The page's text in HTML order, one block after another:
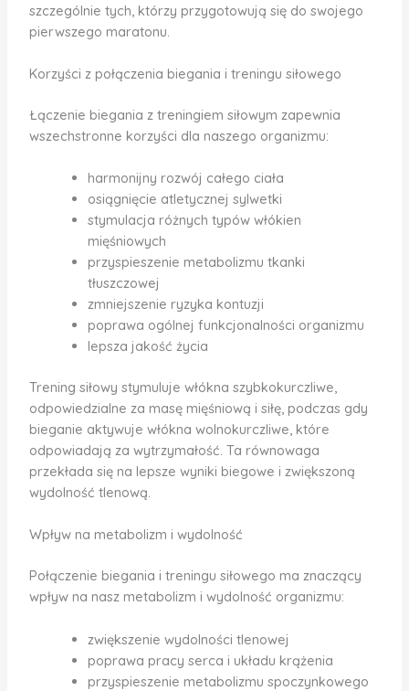
szczególnie tych, którzy przygotowują się do swojego
pierwszego maratonu.
Korzyści z połączenia biegania i treningu siłowego
Łączenie biegania z treningiem siłowym zapewnia
wszechstronne korzyści dla naszego organizmu:
harmonijny rozwój całego ciała
osiągnięcie atletycznej sylwetki
stymulacja różnych typów włókien
mięśniowych
przyspieszenie metabolizmu tkanki
tłuszczowej
zmniejszenie ryzyka kontuzji
poprawa ogólnej funkcjonalności organizmu
lepsza jakość życia
Trening siłowy stymuluje włókna szybkokurczliwe,
odpowiedzialne za masę mięśniową i siłę, podczas gdy
bieganie aktywuje włókna wolnokurczliwe, które
odpowiadają za wytrzymałość. Ta równowaga
przekłada się na lepsze wyniki biegowe i zwiększoną
wydolność tlenową.
Wpływ na metabolizm i wydolność
Połączenie biegania i treningu siłowego ma znaczący
wpływ na nasz metabolizm i wydolność organizmu:
zwiększenie wydolności tlenowej
poprawa pracy serca i układu krążenia
przyspieszenie metabolizmu spoczynkowego